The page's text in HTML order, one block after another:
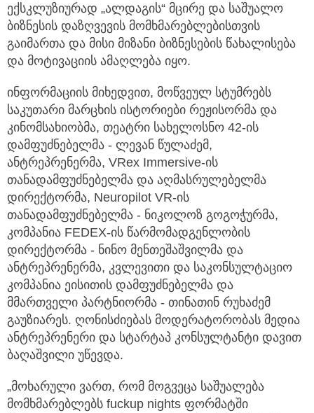
ექსკლუზიურად „ალდაგის“ მცირე და საშუალო
ბიზნესის დაზღვევის მომხმარებლებისთვის
გაიმართა და მისი მიზანი ბიზნესების წახალისება
და მოტივაციის ამაღლება იყო.
ინფორმაციის მიხედვით, მოწვეულ სტუმრებს
საკუთარი მარცხის ისტორიები რეჟისორმა და
კინომსახიობმა, თეატრი სახელოსნო 42-ის
დამფუძნებელმა - ლევან წულაძემ,
ანტრეპრენერმა, VRex Immersive-ის
თანადამფუძნებელმა და აღმასრულებელმა
დირექტორმა, Neuropilot VR-ის
თანადამფუძნებელმა - ნიკოლოზ გოგოჭურმა,
კომპანია FEDEX-ის წარმომადგენლობის
დირექტორმა - ნინო მენთეშაშვილმა და
ანტრეპრენერმა, კვლევითი და საკონსულტაციო
კომპანია ეისითის დამფუძნებელმა და
მმართველი პარტნიორმა - თინათინ რუხაძემ
გაუზიარეს. ღონისძიებას მოდერატორობას მედია
ანტრეპრენერი და სტარტაპ კონსულტანტი დავით
ბაღაშვილი უწევდა.
„მოხარული ვართ, რომ მოგვეცა საშუალება
მომხმარებლებს fuckup nights ფორმატში